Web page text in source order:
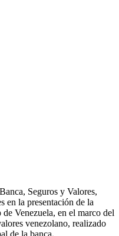
Seguros y Valores,
en la presentación de la
Venezuela, en el marco del
venezolano, realizado
de la banca.